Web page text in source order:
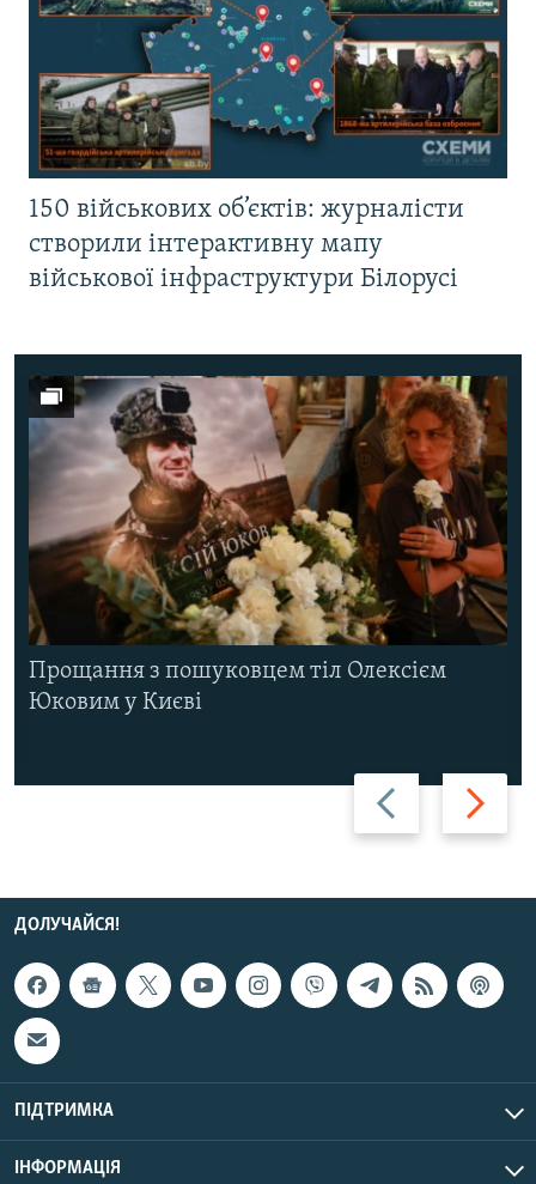
150 військових об’єктів: журналісти
створили інтерактивну мапу
військової інфраструктури Білорусі
Назад Вперед
Прощання з пошуковцем тіл Олексієм
Юковим у Києві
ДОЛУЧАЙСЯ!
ПІДТРИМКА
ІНФОРМАЦІЯ